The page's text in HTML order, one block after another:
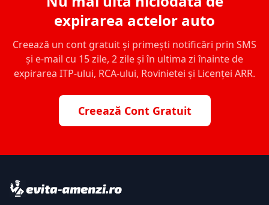
expirarea actelor auto
Creează un cont gratuit și primești notificări prin SMS
și e-mail cu 15 zile, 2 zile și în ultima zi înainte de
expirarea ITP-ului, RCA-ului, Rovinietei și Licenței ARR.
Creează Cont Gratuit